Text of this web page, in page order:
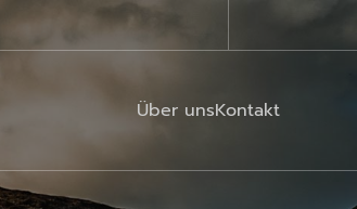
Über unsKontakt